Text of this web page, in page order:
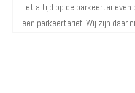
Let altijd op de
een parkeertarief. Wij zijn daar